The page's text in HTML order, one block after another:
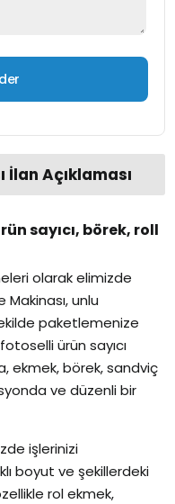
İlan Açıklaması
sayıcı, börek, roll
olarak elimizde
unlu
paketlemenize
ürün sayıcı
ekmek, börek, sandviç
ve düzenli bir
işlerinizi
boyut ve şekillerdeki
rol ekmek,